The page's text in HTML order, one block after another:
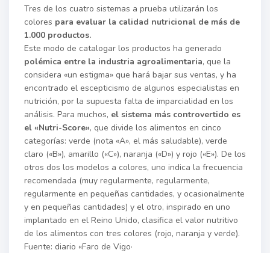
Tres de los cuatro sistemas a prueba utilizarán los
colores para evaluar la calidad nutricional de más de
1.000 productos.
Este modo de catalogar los productos ha generado
polémica entre la industria agroalimentaria, que la
considera «un estigma» que hará bajar sus ventas, y ha
encontrado el escepticismo de algunos especialistas en
nutrición, por la supuesta falta de imparcialidad en los
análisis. Para muchos, el sistema más controvertido es
el «Nutri-Score», que divide los alimentos en cinco
categorías: verde (nota «A», el más saludable), verde
claro («B»), amarillo («C»), naranja («D») y rojo («E»). De los
otros dos los modelos a colores, uno indica la frecuencia
recomendada (muy regularmente, regularmente,
regularmente en pequeñas cantidades, y ocasionalmente
y en pequeñas cantidades) y el otro, inspirado en uno
implantado en el Reino Unido, clasifica el valor nutritivo
de los alimentos con tres colores (rojo, naranja y verde).
Fuente: diario «Faro de Vigo·